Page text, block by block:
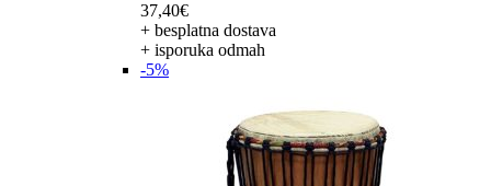
37,40€
+ besplatna dostava
+ isporuka odmah
-5%